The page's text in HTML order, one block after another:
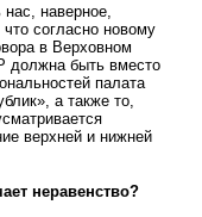
наверное,
согласно новому
в Верховном
должна быть вместо
палата
а также то,
верхней и нижней
неравенство?